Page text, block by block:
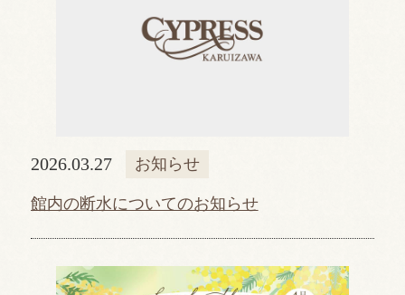
2026.03.27 お知らせ
館内の断水についてのお知らせ